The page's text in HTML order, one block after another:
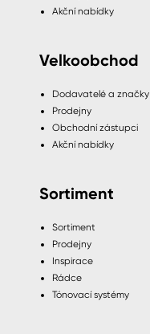
Akční nabídky
Velkoobchod
Dodavatelé a značky
Prodejny
Obchodní zástupci
Akční nabídky
Sortiment
Sortiment
Prodejny
Inspirace
Rádce
Tónovací systémy